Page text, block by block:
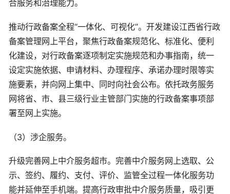
合服务和治理能力。
推动行政备案全程“一体化、可视化”。开发建设江西省行政
备案管理网上平台，聚焦行政备案规范化、标准化、便利
化建设，对行政备案逐项制定实施规范和办事指南，统一
设定实施依据、申请材料、办理程序、承诺办理时限等实
施要素，并向网上集中、同时向社会公布。依托政务服务
网将省、市、县三级行业主管部门实施的行政备案事项部
署至网上实施。
（3）涉企服务。
升级完善网上中介服务超市。完善中介服务网上选取、公
示、签约、履约、支付、评价、监管全过程一体化服务功
能并延伸至手机端。提高行政审批中介服务质量，吸引更